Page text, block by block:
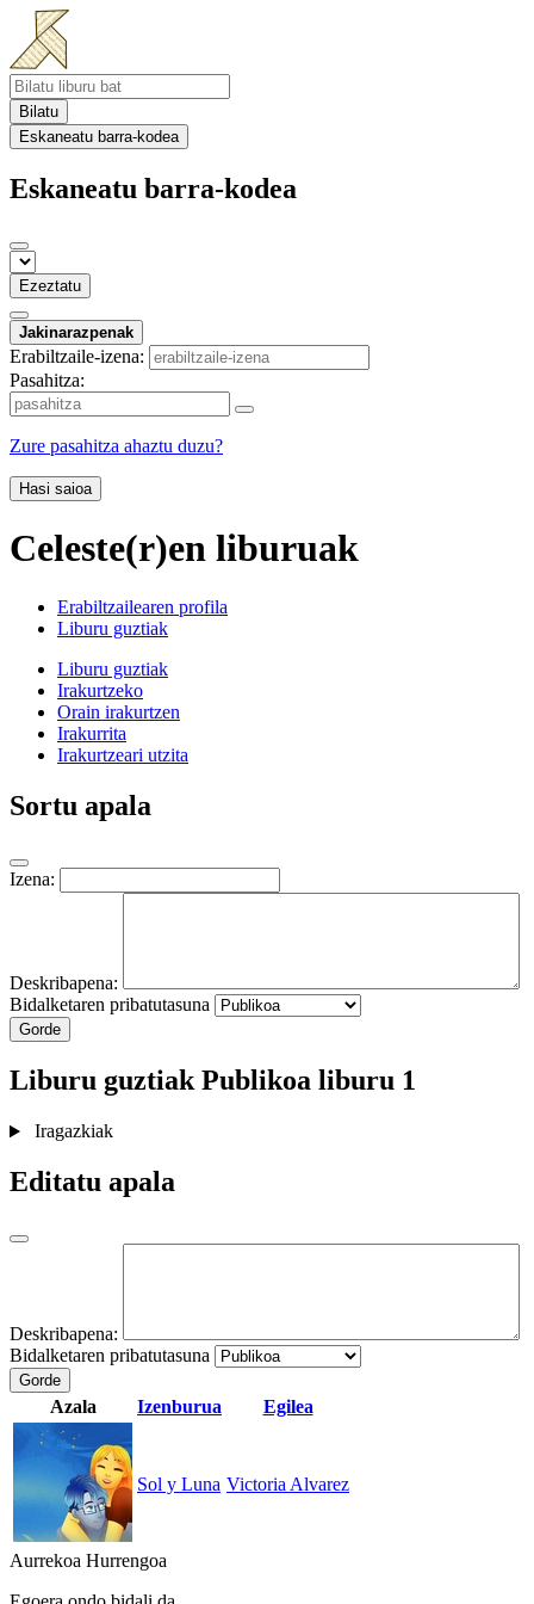
Bilatu
Eskaneatu barra-kodea
Eskaneatu barra-kodea
Ezeztatu
Jakinarazpenak
Erabiltzaile-izena:
Pasahitza:
Zure pasahitza ahaztu duzu?
Hasi saioa
Celeste(r)en liburuak
Erabiltzailearen profila
Liburu guztiak
Liburu guztiak
Irakurtzeko
Orain irakurtzen
Irakurrita
Irakurtzeari utzita
Sortu apala
Izena:
Deskribapena:
Bidalketaren pribatutasuna
Gorde
Liburu guztiakPublikoa liburu 1
Iragazkiak
Editatu apala
Deskribapena:
Bidalketaren pribatutasuna
Gorde
Azala Izenburua Egilea
Sol y Luna Victoria Alvarez
Aurrekoa Hurrengoa